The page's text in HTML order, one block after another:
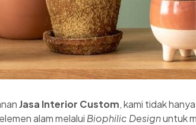
Jasa Interior Custom, kami tidak
alam melalui Biophilic Designuntuk